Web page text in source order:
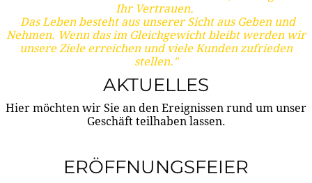
Ihr Vertrauen.
Das Leben besteht aus unserer Sicht aus Geben und
Nehmen. Wenn das im Gleichgewicht bleibt werden wir
unsere Ziele erreichen und viele Kunden zufrieden
stellen."
AKTUELLES
Hier möchten wir Sie an den Ereignissen rund um unser
Geschäft teilhaben lassen.
ERÖFFNUNGSFEIER